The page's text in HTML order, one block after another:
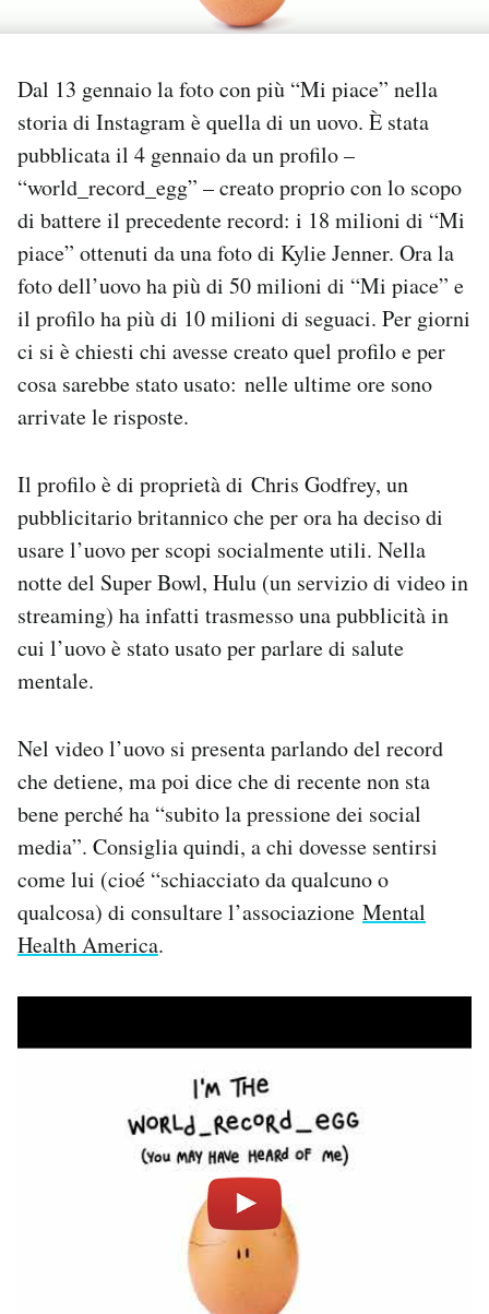
CALENDARIO
AREA PERSONALE
Area Personale
Notifiche mobile
Regala il Post
Hai bisogno di aiuto?
Esci
Dal 13 gennaio la foto con più “Mi piace” nella
storia di Instagram è quella di un uovo. È stata
pubblicata il 4 gennaio da un profilo –
“world_record_egg” – creato proprio con lo scopo
di battere il precedente record: i 18 milioni di “Mi
piace” ottenuti da una foto di Kylie Jenner. Ora la
foto dell’uovo ha più di 50 milioni di “Mi piace” e
il profilo ha più di 10 milioni di seguaci. Per giorni
ci si è chiesti chi avesse creato quel profilo e per
cosa sarebbe stato usato: nelle ultime ore sono
arrivate le risposte.
Il profilo è di proprietà di Chris Godfrey, un
pubblicitario britannico che per ora ha deciso di
usare l’uovo per scopi socialmente utili. Nella
notte del Super Bowl, Hulu (un servizio di video in
streaming) ha infatti trasmesso una pubblicità in
cui l’uovo è stato usato per parlare di salute
mentale.
Nel video l’uovo si presenta parlando del record
che detiene, ma poi dice che di recente non sta
bene perché ha “subito la pressione dei social
media”. Consiglia quindi, a chi dovesse sentirsi
come lui (cioé “schiacciato da qualcuno o
qualcosa) di consultare l’associazione Mental
Health America.